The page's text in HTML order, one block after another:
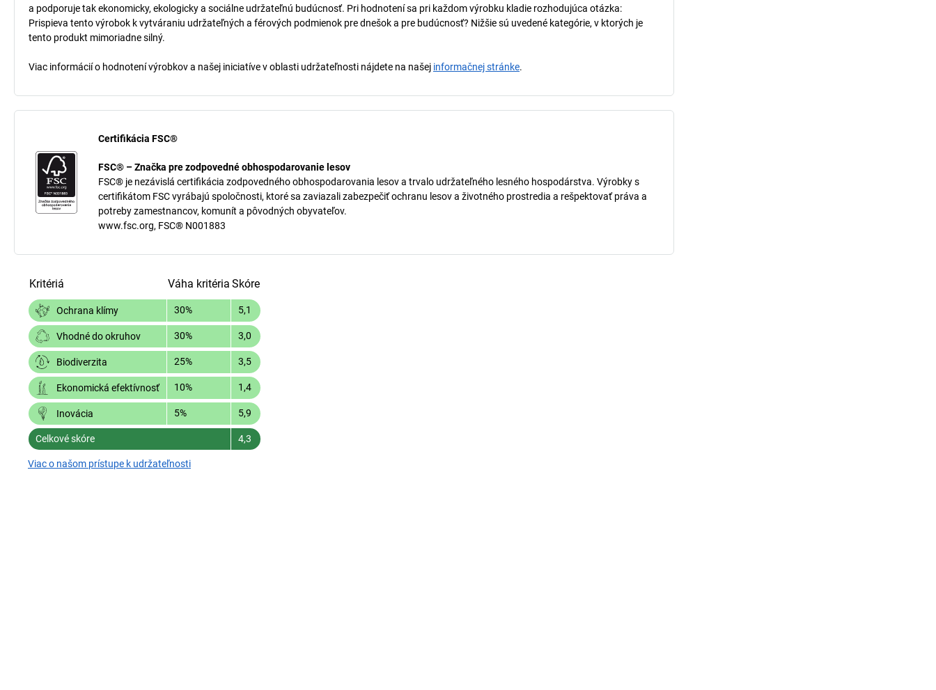
a podporuje tak ekonomicky, ekologicky a sociálne udržateľnú budúcnosť. Pri hodnotení sa pri každom výrobku kladie rozhodujúca otázka:
Prispieva tento výrobok k vytváraniu udržateľných a férových podmienok pre dnešok a pre budúcnosť? Nižšie sú uvedené kategórie, v ktorých je
tento produkt mimoriadne silný.
Viac informácií o hodnotení výrobkov a našej iniciatíve v oblasti udržateľnosti nájdete na našej informačnej stránke.
Certifikácia FSC®
FSC® – Značka pre zodpovedné obhospodarovanie lesov
FSC® je nezávislá certifikácia zodpovedného obhospodarovania lesov a trvalo udržateľného lesného hospodárstva. Výrobky s
certifikátom FSC vyrábajú spoločnosti, ktoré sa zaviazali zabezpečiť ochranu lesov a životného prostredia a rešpektovať práva a
potreby zamestnancov, komunít a pôvodných obyvateľov.
www.fsc.org, FSC® N001883
Kritériá Váha kritéria Skóre
Ochrana klímy 30% 5,1
Vhodné do okruhov 30% 3,0
Biodiverzita 25% 3,5
Ekonomická efektívnosť 10% 1,4
Inovácia 5% 5,9
Celkové skóre 4,3
Viac o našom prístupe k udržateľnosti